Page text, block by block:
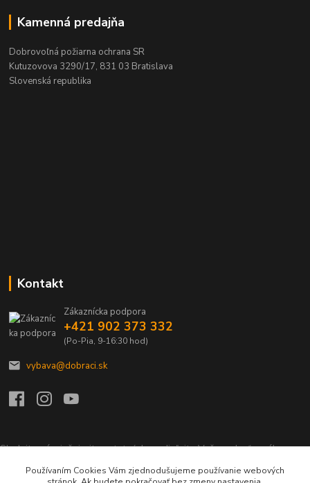
Kamenná predajňa
Dobrovoľná požiarna ochrana SR
Kutuzovova 3290/17, 831 03 Bratislava
Slovenská republika
Kontakt
Zákaznícka podpora
+421 902 373 332
(Po-Pia, 9-16:30 hod)
vybava@dobraci.sk
Sledujte nás, inšpirujte ostatných a zdieľajte Vašu radosť z nákupu a
Používaním Cookies Vám zjednodušujeme používanie webových